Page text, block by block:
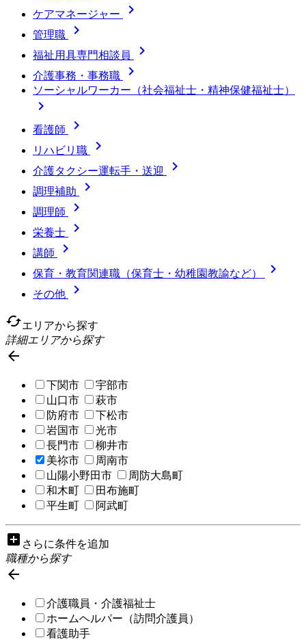
ケアマネージャー 
管理職 
福祉用具専門相談員 
介護事務・事務職 
ソーシャルワーカー（社会福祉士・精神保健福祉士）

看護師 
リハビリ職 
介護タクシー運転手・送迎 
調理補助 
調理師 
栄養士 
講師 
保育・教育関連職（保育士・幼稚園教諭など） 
その他

cachedエリアから探す
詳細エリアから探す

下関市
宇部市
山口市
萩市
防府市
下松市
岩国市
光市
長門市
柳井市
美祢市
周南市
山陽小野田市
周防大島町
和木町
田布施町
平生町
阿武町
add_box さらに条件を追加
職種から探す

介護職員・介護福祉士
ホームヘルパー（訪問介護員）
看護助手